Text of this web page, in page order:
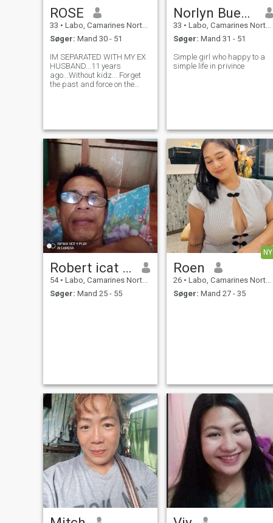
ROSE
33 • Labo, Camarines Norte, Filippinerne
Søger: Mand 30 - 51
IM SEPARATED WITH MY EX
HUSBAND...11 years
ago...Without kidz... Forget
the past and force on the
IS ALL ABOUT
TRUST."""""""""""""""""""" ALL
RELATIO
Norlyn Bueno
33 • Labo, Camarines Norte, Filippinerne
Søger: Mand 31 - 51
Simple girl who happy to a
simple life in privince
Robert icat Rubi
54 • Labo, Camarines Norte, Filippinerne
Søger: Mand 25 - 55
NY
Roen
26 • Labo, Camarines Norte, Filippinerne
Søger: Mand 27 - 35